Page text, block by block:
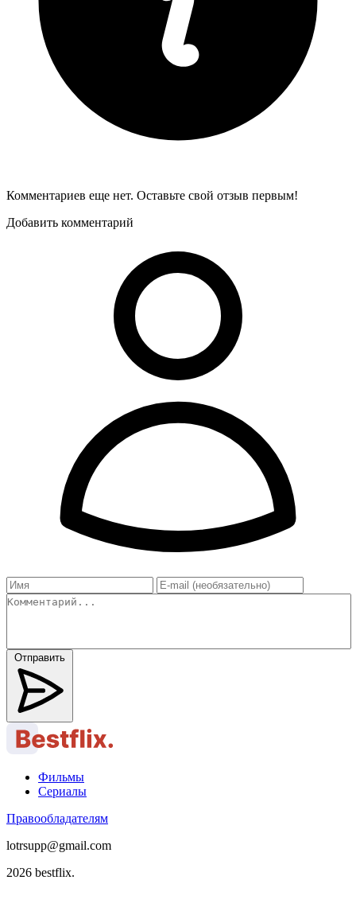
Комментариев еще нет. Оставьте свой отзыв первым!
Добавить комментарий
Отправить
Фильмы
Сериалы
Правообладателям
lotrsupp@gmail.com
2026 bestflix.